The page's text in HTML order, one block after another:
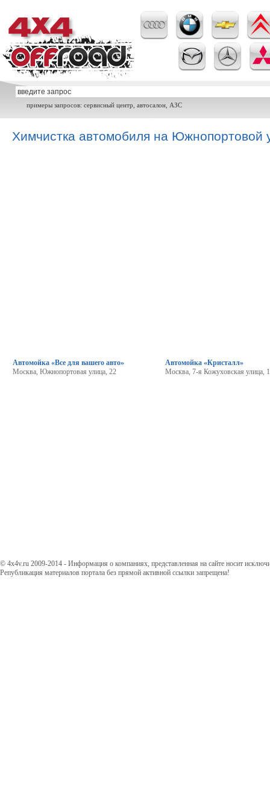
примеры запросов: сервисный центр, автосалон, АЗС
Химчистка автомобиля на Южнопортовой
Автомойка «Все для вашего авто»
Москва, Южнопортовая улица, 22
Автомойка «Кристалл»
Москва, 7-я Кожуховская улица,
© 4x4v.ru 2009-2014 - Информация о компаниях, представленная на сайте носит
Републикация материалов портала без прямой активной ссылки запрещена!